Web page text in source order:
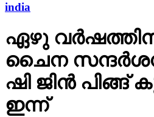
india
ഏഴു
ചൈന
ഷി ജിൻ പിങ്ങ്
ഇന്ന്